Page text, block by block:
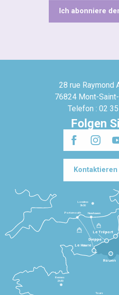
Ich abonniere
28 rue Raymond
76824 Mont-
Telefon : 02
Folgen
Le Havre
Dieppe
Le Tréport
Rennes
2h30
Tours
Londres
3h30
Newhaven
Portsmouth
Rouen